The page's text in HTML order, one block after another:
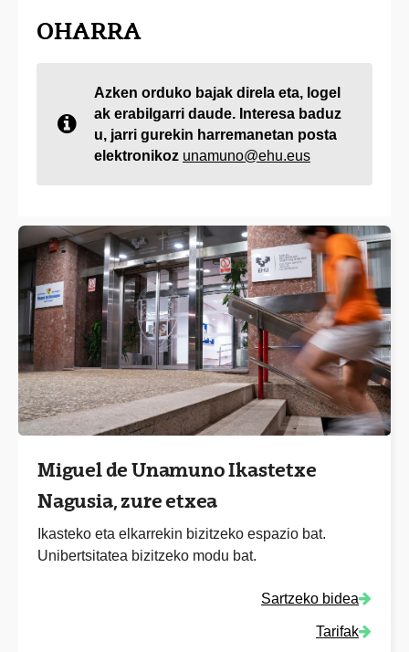
OHARRA
Azken orduko bajak direla eta, logel
ak erabilgarri daude. Interesa baduz
u, jarri gurekin harremanetan posta
elektronikoz unamuno@ehu.eus
Miguel de Unamuno Ikastetxe
Nagusia, zure etxea
Ikasteko eta elkarrekin bizitzeko espazio bat.
Unibertsitatea bizitzeko modu bat.
Sartzeko bidea
Tarifak